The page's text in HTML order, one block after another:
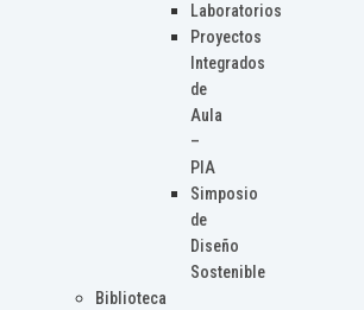
Laboratorios
Proyectos
Integrados
de
Aula
–
PIA
Simposio
de
Diseño
Sostenible
Biblioteca